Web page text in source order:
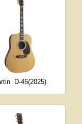
D-45(2025)